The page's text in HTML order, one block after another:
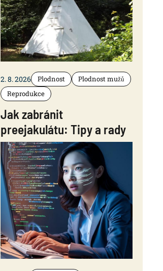
2. 8. 2026 Plodnost
Plodnost mužů
Reprodukce
Jak zabránit
preejakulátu: Tipy a rady